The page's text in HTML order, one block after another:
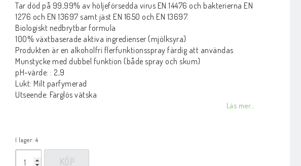
Tar död på 99,99% av höljeförsedda virus EN 14476 och bakterierna EN
1276 och EN 13697 samt jäst EN 1650 och EN 13697.
Biologiskt nedbrytbar formula
100% växtbaserade aktiva ingredienser (mjölksyra)
Produkten är en alkoholfri flerfunktionsspray färdig att användas
Munstycke med dubbel funktion (både spray och skum)
pH-värde: : 2,9
Lukt: Milt parfymerad
Utseende: Färglös vätska
Läs mer...
I lager: 4
KÖP